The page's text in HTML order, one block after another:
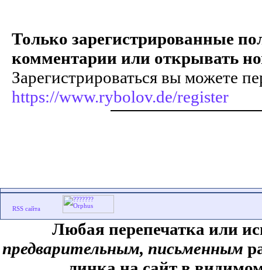
Только зарегистрированные
комментарии или открывать
Зарегистрироваться вы можете
https://www.rybolov.de/register
Любая перепечатка или
предварительным, письменным